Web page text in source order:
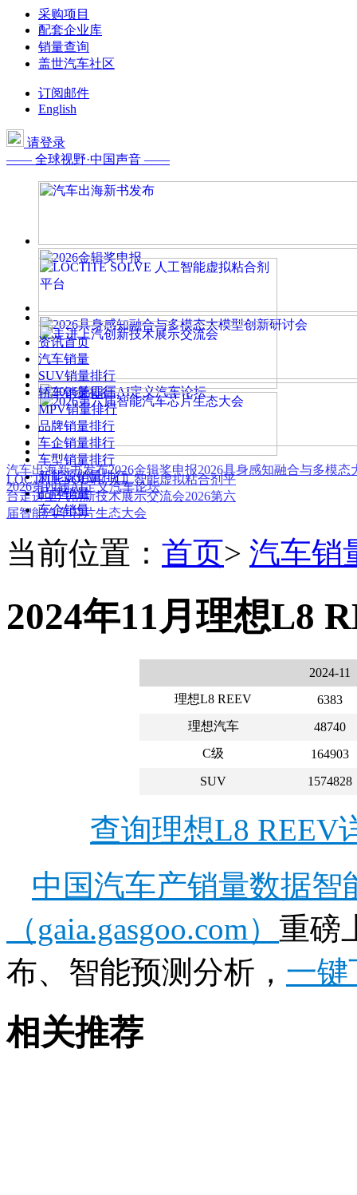
采购项目
配套企业库
销量查询
盖世汽车社区
订阅邮件
English
请登录
—— 全球视野·中国声音 ——
汽车出海新书发布2026金辑奖申报2026具身感知融合与多模态
2026第四届AI定义汽车论坛
LOCTITE SOLVE 人工智能虚拟粘合剂平
台走进上汽创新技术展示交流会2026第六
届智能汽车芯片生态大会
资讯首页
汽车销量
SUV销量排行
轿车销量排行
MPV销量排行
品牌销量排行
车企销量排行
车型销量排行
新能源销量排行
品牌销量
车企销量
当前位置： 首页> 汽车销
2024年11月理想L8
2024-11
理想L8 REEV
6383
理想汽车
48740
C级
164903
SUV
1574828
查询理想L8 REEV
中国汽车产销量数据
（gaia.gasgoo.com） 重磅
布、智能预测分析， 一键
相关推荐